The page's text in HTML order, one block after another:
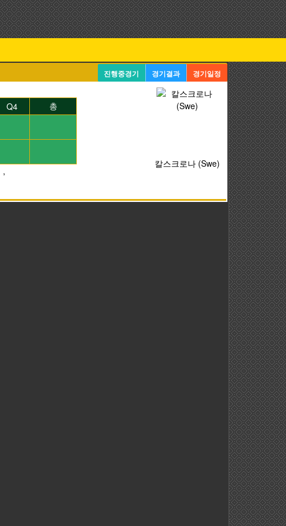
진행중경기 경기결과 경기일정
Q4
총
,
칼스크로나 (Swe)